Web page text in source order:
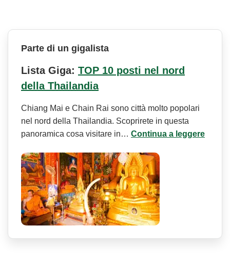
Parte di un gigalista
Lista Giga: TOP 10 posti nel nord
della Thailandia
Chiang Mai e Chain Rai sono città molto popolari
nel nord della Thailandia. Scoprirete in questa
panoramica cosa visitare in… Continua a leggere